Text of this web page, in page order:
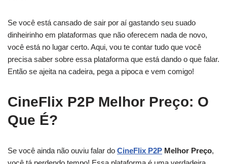
Se você está cansado de sair por aí gastando seu suado
dinheirinho em plataformas que não oferecem nada de novo,
você está no lugar certo. Aqui, vou te contar tudo que você
precisa saber sobre essa plataforma que está dando o que falar.
Então se ajeita na cadeira, pega a pipoca e vem comigo!
CineFlix P2P Melhor Preço: O
Que É?
Se você ainda não ouviu falar do CineFlix P2P Melhor Preço,